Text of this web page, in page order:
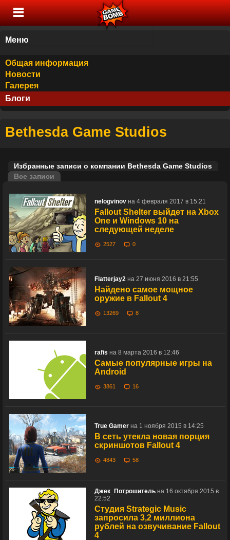
Меню
Общая информация
Новости
Галерея
Блоги
Bethesda Game Studios
Избранные записи о компании Bethesda Game Studios
Все записи
nelogvinov на 4 февраля 2017 в 15:21
Fallout Shelter выйдет на Xbox
One и Windows 10 на
следующей неделе
2527 0
Flatterjay2 на 27 июня 2016 в 21:55
Найдено самое мощное
оружие в Fallout 4
13269 8
rafis на 8 марта 2016 в 12:46
Самые популярные игры на
Android
3861 16
True Gamer на 1 ноября 2015 в 14:25
В сеть утекла новая порция
скриншотов Fallout 4
4843 58
Джек_Потрошитель на 16 октября 2015 в
22:52
Студия Strategic Music
запросила 3,2 миллиона
рублей на озвучивание Fallout
4